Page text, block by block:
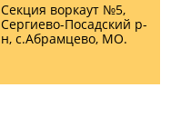
Секция воркаут №5,
Сергиево-Посадский р-
н, с.Абрамцево, МО.